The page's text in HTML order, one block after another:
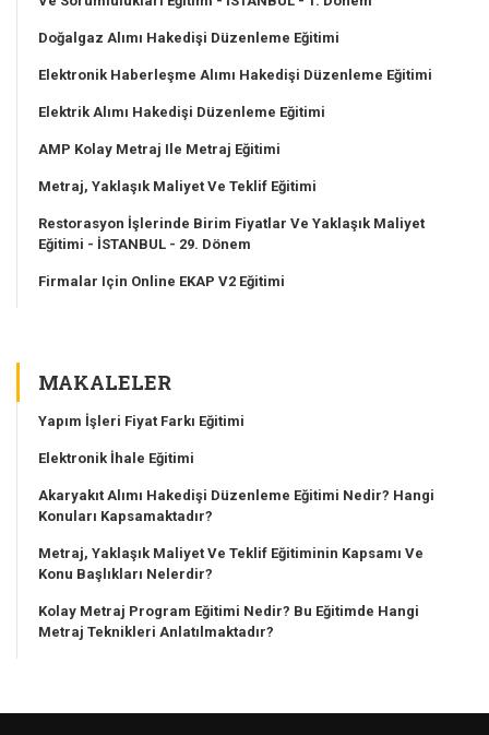
Doğalgaz Alımı Hakedişi Düzenleme Eğitimi
Elektronik Haberleşme Alımı Hakedişi Düzenleme Eğitimi
Elektrik Alımı Hakedişi Düzenleme Eğitimi
AMP Kolay Metraj Ile Metraj Eğitimi
Metraj, Yaklaşık Maliyet Ve Teklif Eğitimi
Restorasyon İşlerinde Birim Fiyatlar Ve Yaklaşık Maliyet
Eğitimi - İSTANBUL - 29. Dönem
Firmalar Için Online EKAP V2 Eğitimi
MAKALELER
Yapım İşleri Fiyat Farkı Eğitimi
Elektronik İhale Eğitimi
Akaryakıt Alımı Hakedişi Düzenleme Eğitimi Nedir? Hangi
Konuları Kapsamaktadır?
Metraj, Yaklaşık Maliyet Ve Teklif Eğitiminin Kapsamı Ve
Konu Başlıkları Nelerdir?
Kolay Metraj Program Eğitimi Nedir? Bu Eğitimde Hangi
Metraj Teknikleri Anlatılmaktadır?